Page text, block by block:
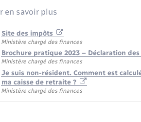
en savoir plus
Site des impôts
Ministère chargé des finances
Brochure pratique 2023 – Déclaration
Ministère chargé des finances
Je suis non-résident. Comment est
ma caisse de retraite ?
Ministère chargé des finances